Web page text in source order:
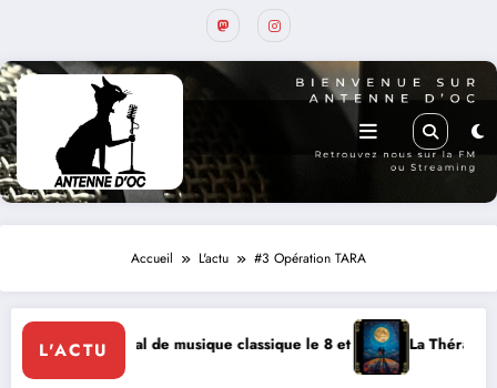
Accueil L'actu #3 Opération TARA
L'ACTU
classique le 8 et 9 août La Thérapie Légendaire dimanche 9 à